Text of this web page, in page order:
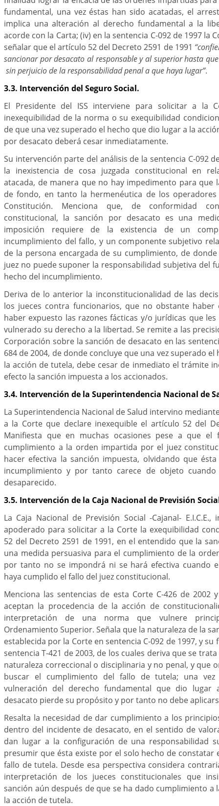
fundamental, una vez éstas han sido acatadas, el
implica una alteración al derecho fundamental a la
acorde con la Carta; (iv) en la sentencia C-092 de 1997 la
señalar que el artículo 52 del Decreto 2591 de 1991
sancionar por desacato al responsable y al superior hasta
sin perjuicio de la responsabilidad penal a que haya lugar”.
3.3. Intervención del Seguro Social.
El Presidente del ISS interviene para solicitar a la
inexequibilidad de la norma o su exequibilidad
de que una vez superado el hecho que dio lugar a la
por desacato deberá cesar inmediatamente.
Su intervención parte del análisis de la sentencia C-092
la inexistencia de cosa juzgada constitucional en
atacada, de manera que no hay impedimento para que
de fondo, en tanto la hermenéutica de los
Constitución. Menciona que, de conformidad
constitucional, la sanción por desacato es una
imposición requiere de la existencia de un
incumplimiento del fallo, y un componente subjetivo
de la persona encargada de su cumplimiento, de
juez no puede suponer la responsabilidad subjetiva del
hecho del incumplimiento.
Deriva de lo anterior la inconstitucionalidad de las
los jueces contra funcionarios, que no obstante
haber expuesto las razones fácticas y/o jurídicas que
vulnerado su derecho a la libertad. Se remite a las
Corporación sobre la sanción de desacato en las
684 de 2004, de donde concluye que una vez superado
la acción de tutela, debe cesar de inmediato el trámite
efecto la sanción impuesta a los accionados.
3.4. Intervención de la Superintendencia Nacional de
La Superintendencia Nacional de Salud intervino
a la Corte que declare inexequible el artículo 52 del
Manifiesta que en muchas ocasiones pese a que el
cumplimiento a la orden impartida por el juez
hacer efectiva la sanción impuesta, olvidando que
incumplimiento y por tanto carece de objeto
desaparecido.
3.5. Intervención de la Caja Nacional de Previsión
La Caja Nacional de Previsión Social -Cajanal-
apoderado para solicitar a la Corte la exequibilidad
52 del Decreto 2591 de 1991, en el entendido que la
una medida persuasiva para el cumplimiento de la
por tanto no se impondrá ni se hará efectiva cuando
haya cumplido el fallo del juez constitucional.
Menciona las sentencias de esta Corte C-426 de 2002
aceptan la procedencia de la acción de
interpretación de una norma que vulnere
Ordenamiento Superior. Señala que la naturaleza de la
establecida por la Corte en sentencia C-092 de 1997, y
sentencia T-421 de 2003, de los cuales deriva que se
naturaleza correccional o disciplinaria y no penal, y que
buscar el cumplimiento del fallo de tutela; una vez
vulneración del derecho fundamental que dio
desacato pierde su propósito y por tanto no debe
Resalta la necesidad de dar cumplimiento a los
dentro del incidente de desacato, en el sentido de
dan lugar a la configuración de una responsabilidad
presumir que ésta existe por el solo hecho de constatar
fallo de tutela. Desde esa perspectiva considera
interpretación de los jueces constitucionales que
sanción aún después de que se ha dado cumplimiento
la acción de tutela.